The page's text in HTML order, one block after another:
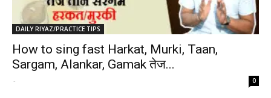
DAILY RIYAZ/PRACTICE TIPS
How to sing fast Harkat, Murki, Taan,
Sargam, Alankar, Gamak तेज...
- 0